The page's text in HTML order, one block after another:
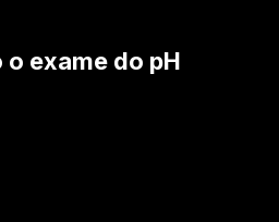
exame do pH